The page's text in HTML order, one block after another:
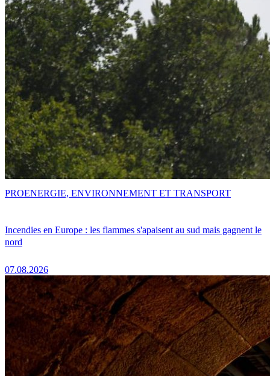
Incendies en Europe : les flammes s'apaisent au sud mais gagnent le
nord
07.08.2026
PROENERGIE, ENVIRONNEMENT ET TRANSPORT